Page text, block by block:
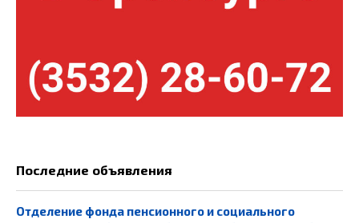
Последние объявления
Отделение фонда пенсионного и социального